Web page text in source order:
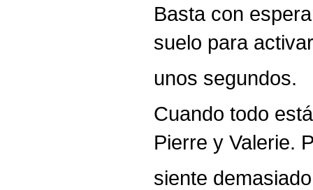
Basta con
suelo para
unos segundos.
Cuando todo
Pierre y Valerie.
siente